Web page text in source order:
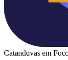
Catanduvas em